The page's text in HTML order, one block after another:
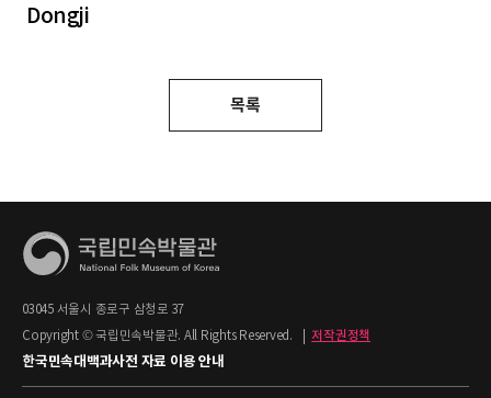
Dongji
목록
03045 서울시 종로구 삼청로 37
Copyright © 국립민속박물관. All Rights Reserved.
저작권정책
한국민속대백과사전 자료 이용 안내